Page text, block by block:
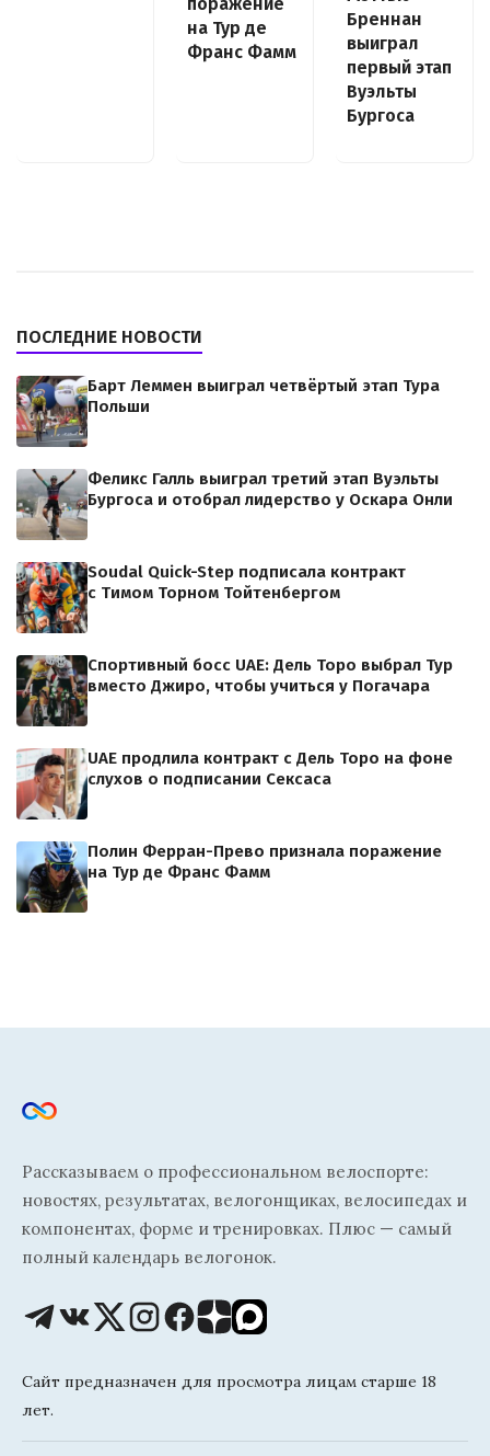
на Тур де
Франс Фамм
Бреннан
выиграл
первый этап
Вуэльты
Бургоса
ПОСЛЕДНИЕ НОВОСТИ
Барт Леммен выиграл четвёртый этап Тура
Польши
Феликс Галль выиграл третий этап Вуэльты
Бургоса и отобрал лидерство у Оскара Онли
Soudal Quick-Step подписала контракт
с Тимом Торном Тойтенбергом
Спортивный босс UAE: Дель Торо выбрал Тур
вместо Джиро, чтобы учиться у Погачара
UAE продлила контракт с Дель Торо на фоне
слухов о подписании Сексаса
Полин Ферран-Прево признала поражение
на Тур де Франс Фамм
Рассказываем о профессиональном велоспорте:
новостях, результатах, велогонщиках, велосипедах и
компонентах, форме и тренировках. Плюс — самый
полный календарь велогонок.
Сайт предназначен для просмотра лицам старше 18
лет.